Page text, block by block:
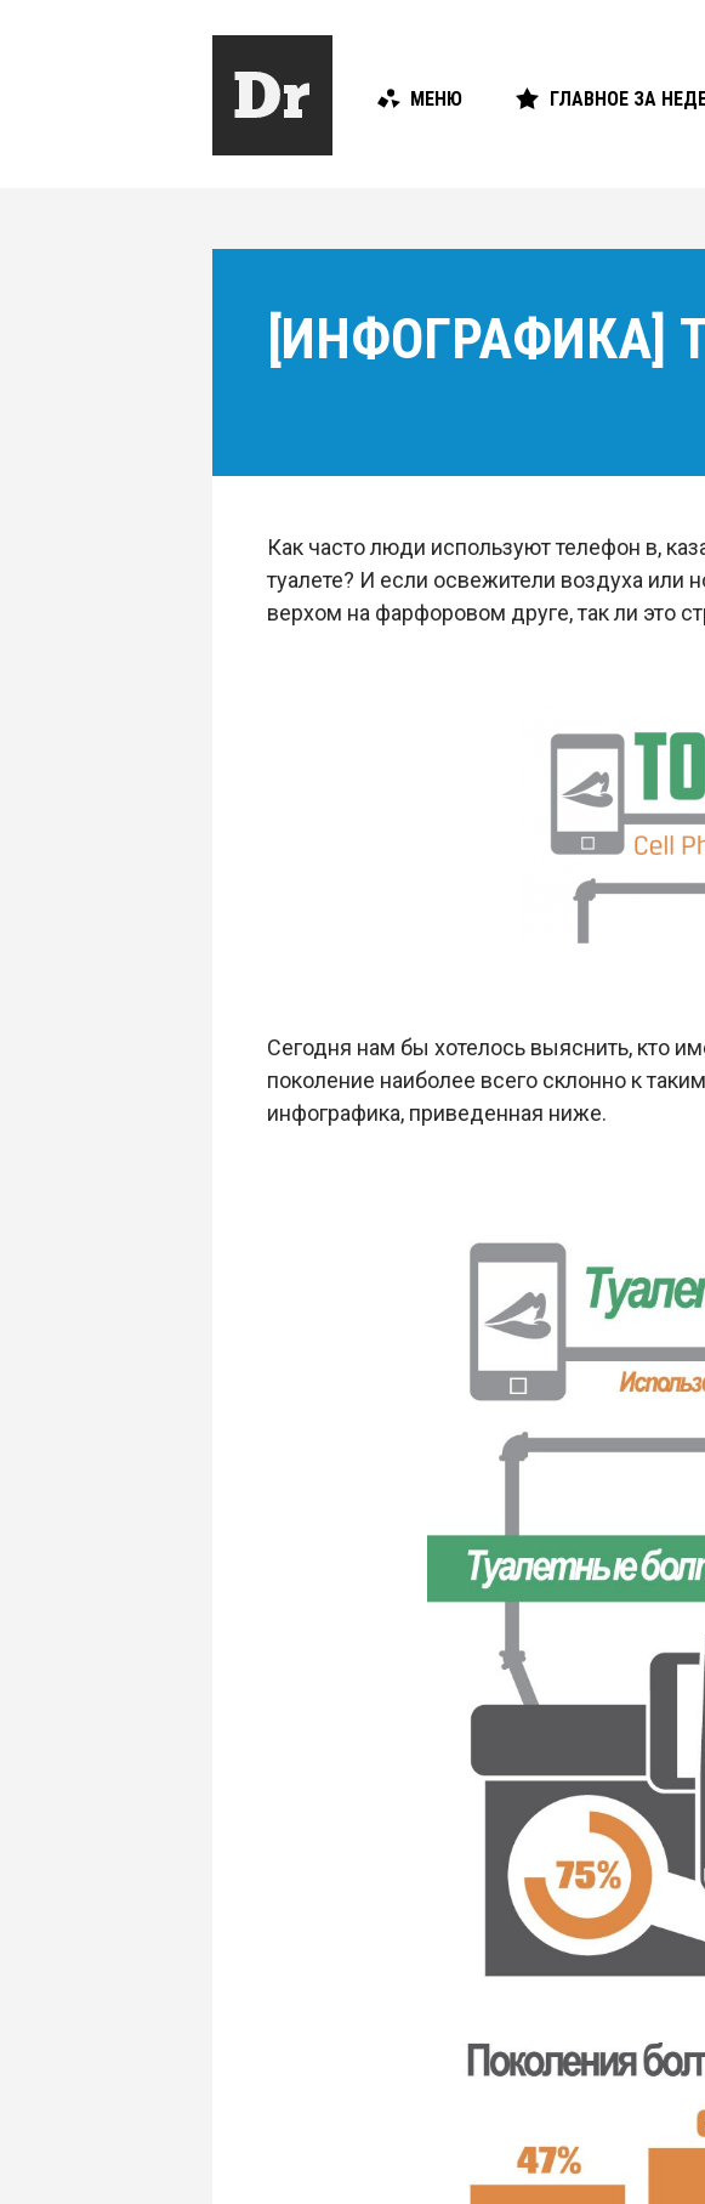
МЕНЮ ГЛАВНОЕ ЗА
[ИНФОГРАФИКА]
Как часто люди используют телефон в,
туалете? И если освежители воздуха или
верхом на фарфоровом друге, так ли это
Сегодня нам бы хотелось выяснить, кто
поколение наиболее всего склонно к
инфографика, приведенная ниже.